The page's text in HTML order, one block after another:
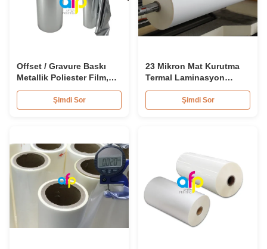
Offset / Gravure Baskı
Metallik Poliester Film,
Yumuşak Mat
Laminasyon Rulo
Şimdi Sor
23 Mikron Mat Kurutma
Termal Laminasyon
Rulosu EVA Tutkal
Kaplamalı Çevre Dostu
Şimdi Sor